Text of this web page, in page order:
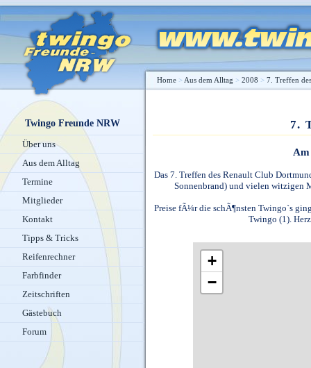
Home > Aus dem Alltag > 2008 > 7. Treffen
Twingo Freunde NRW
Über uns
Aus dem Alltag
Termine
Mitglieder
Kontakt
Tipps & Tricks
Reifenrechner
Farbfinder
Zeitschriften
Gästebuch
Forum
7.
Das 7. Treffen des Renault Club
Sonnenbrand) und vielen witzigen
Preise fÃ¼r die schÃ¶nsten Twingo`s
Twingo (1).
+
−